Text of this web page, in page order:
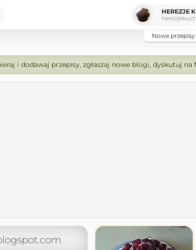
HEREZJE
Nowe przepisy
i dodawaj przepisy, zgłaszaj nowe blogi, dyskutuj na